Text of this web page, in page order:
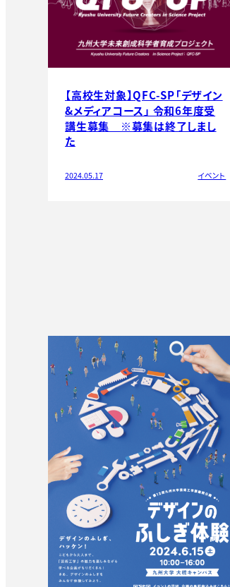
【高校生対象】QFC-SP「デザイン
&メディアコース」 令和6年度受
講生募集 ※募集は終了しまし
た
2024.05.17 イベント